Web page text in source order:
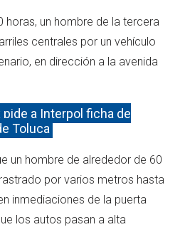
horas, un hombre de la tercera
centrales por un vehículo
en dirección a la avenida
pide a Interpol ficha de
Toluca
un hombre de alrededor de 60
por varios metros hasta
inmediaciones de la puerta
los autos pasan a alta